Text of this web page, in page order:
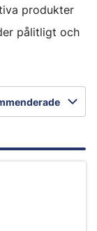
produkter
pålitligt och